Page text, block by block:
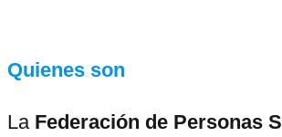
Quienes son
La Federación de Personas